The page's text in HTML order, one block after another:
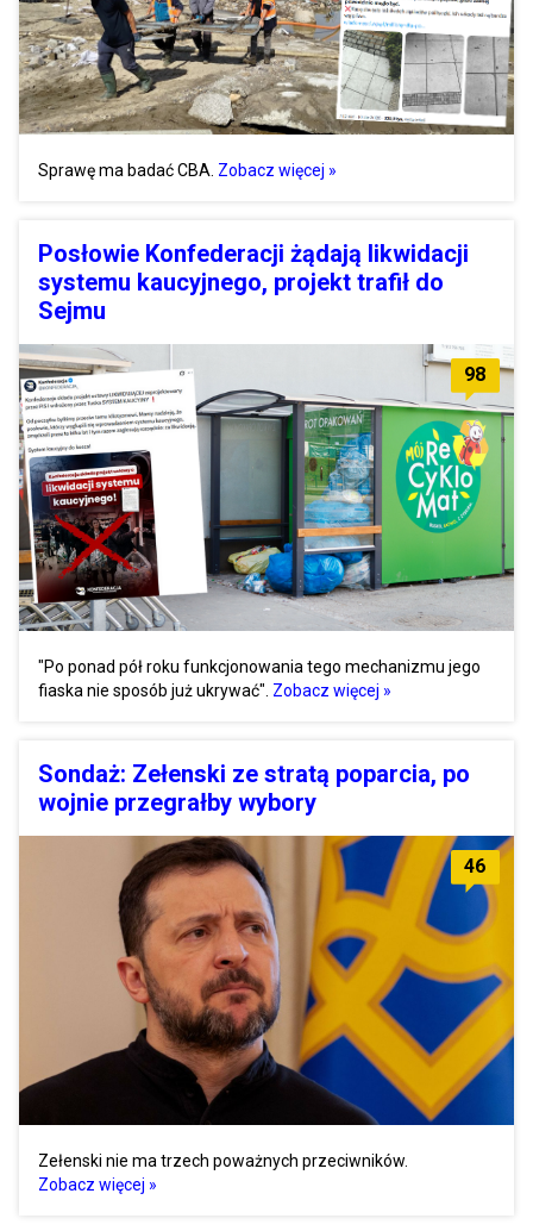
Sprawę ma badać CBA. Zobacz więcej »
Posłowie Konfederacji żądają likwidacji
systemu kaucyjnego, projekt trafił do
Sejmu
98
"Po ponad pół roku funkcjonowania tego mechanizmu jego
fiaska nie sposób już ukrywać". Zobacz więcej »
Sondaż: Zełenski ze stratą poparcia, po
wojnie przegrałby wybory
46
Zełenski nie ma trzech poważnych przeciwników.
Zobacz więcej »